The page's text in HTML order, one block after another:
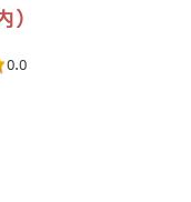
0.0